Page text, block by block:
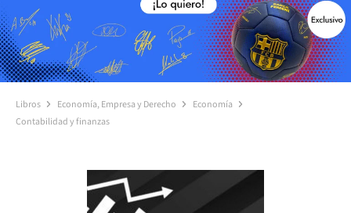
Libros Economía, Empresa y Derecho
Economía
Contabilidad y finanzas